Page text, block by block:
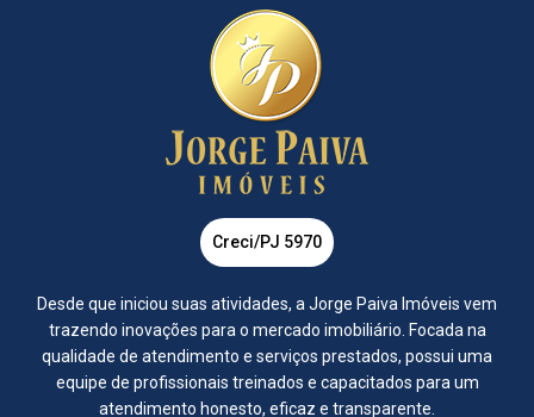
Creci/PJ 5970
Desde que iniciou suas atividades, a Jorge Paiva Imóveis vem
trazendo inovações para o mercado imobiliário. Focada na
qualidade de atendimento e serviços prestados, possui uma
equipe de profissionais treinados e capacitados para um
atendimento honesto, eficaz e transparente.